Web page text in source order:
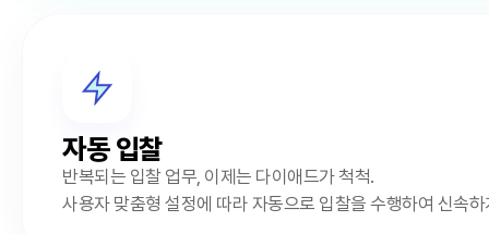
자동 입찰
반복되는 입찰 업무, 이제는 다이애드가 척척.
사용자 맞춤형 설정에 따라 자동으로 입찰을 수행하여 신속